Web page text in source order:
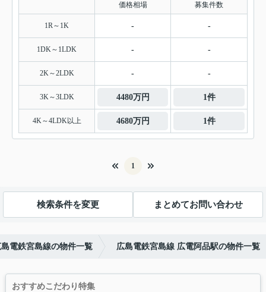
価格相場 募集件数
1R～1K - -
1DK～1LDK - -
2K～2LDK - -
3K～3LDK 4480万円 1件
4K～4LDK以上 4680万円 1件
1
検索条件を変更 まとめてお問い合わせ
電鉄宮島線の物件一覧 広島電鉄宮島線 広電阿品駅の物件一覧
おすすめこだわり特集